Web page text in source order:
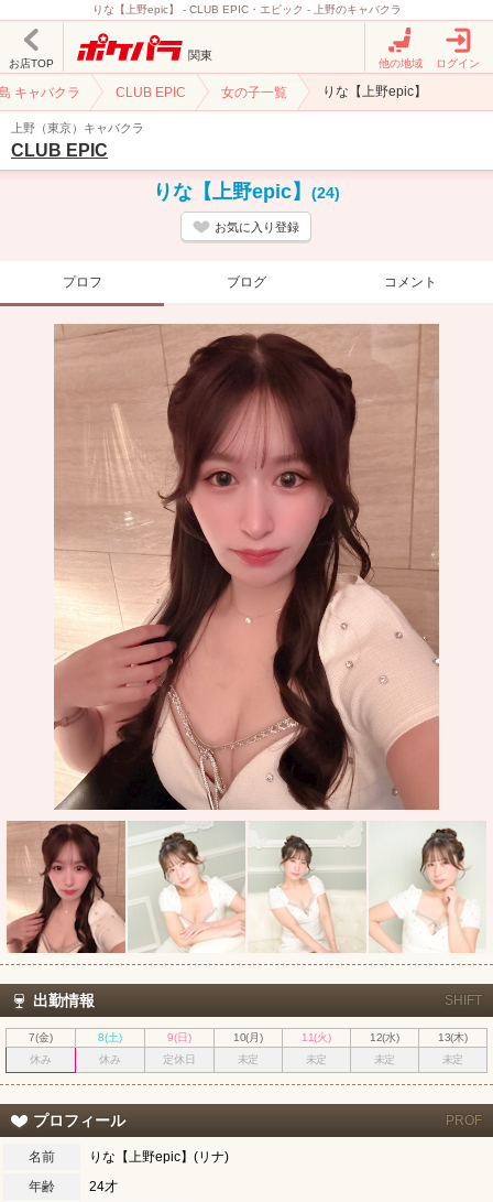
りな【上野epic】 - CLUB EPIC・エピック - 上野のキャバクラ
お店TOP
関東
他の地域 ログイン
キャバクラ CLUB EPIC 女の子一覧 りな【上野epic】
上野（東京）キャバクラ
CLUB EPIC
りな【上野epic】 (24)
お気に入り登録
プロフ ブログ コメント
出勤情報 SHIFT
7(金) 8(土) 9(日) 10(月) 11(火) 12(水)
13(木)
休み
休み 定休日 未定 未定 未定 未定
プロフィール PROF
名前
りな【上野epic】(リナ)
年齢
24才